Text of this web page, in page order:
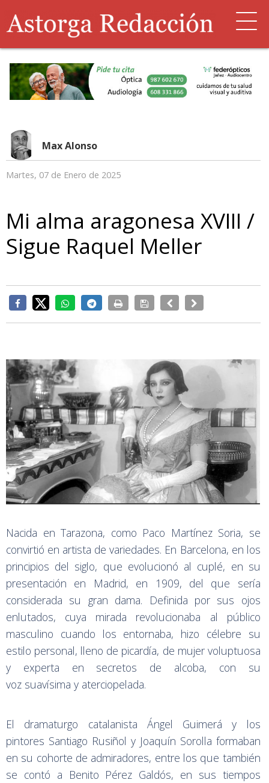
Max Alonso
Martes, 07 de Enero de 2025
Mi alma aragonesa XVIII /
Sigue Raquel Meller
Nacida en Tarazona, como Paco Martínez Soria, se
convirtió en artista de variedades. En Barcelona, en los
principios del siglo, que evolucionó al cuplé, en su
presentación en Madrid, en 1909, del que sería
considerada su gran dama. Definida por sus ojos
enlutados, cuya mirada revolucionaba al público
masculino cuando los entornaba, hizo célebre su
estilo personal, lleno de picardía, de mujer voluptuosa
y experta en secretos de alcoba, con su
voz suavísima y aterciopelada.
El dramaturgo catalanista Ángel Guimerá y los
pintores Santiago Rusiñol y Joaquín Sorolla formaban
en su cohorte de admiradores, entre los que también
se contó a Benito Pérez Galdós, en sus tiempos